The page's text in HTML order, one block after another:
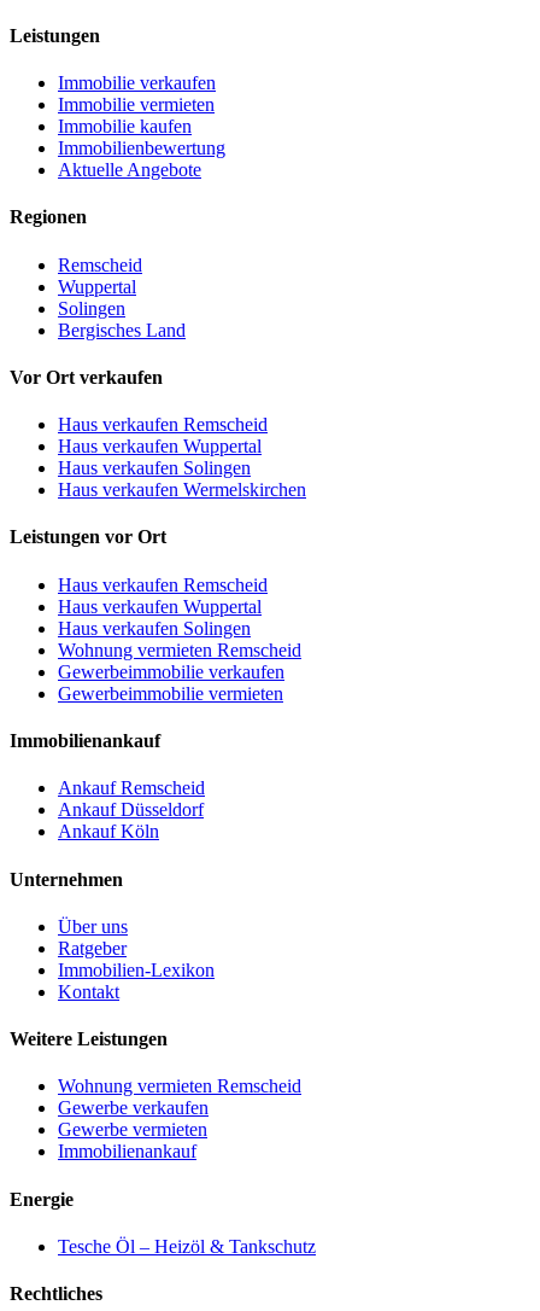
Leistungen
Immobilie verkaufen
Immobilie vermieten
Immobilie kaufen
Immobilienbewertung
Aktuelle Angebote
Regionen
Remscheid
Wuppertal
Solingen
Bergisches Land
Vor Ort verkaufen
Haus verkaufen Remscheid
Haus verkaufen Wuppertal
Haus verkaufen Solingen
Haus verkaufen Wermelskirchen
Leistungen vor Ort
Haus verkaufen Remscheid
Haus verkaufen Wuppertal
Haus verkaufen Solingen
Wohnung vermieten Remscheid
Gewerbeimmobilie verkaufen
Gewerbeimmobilie vermieten
Immobilienankauf
Ankauf Remscheid
Ankauf Düsseldorf
Ankauf Köln
Unternehmen
Über uns
Ratgeber
Immobilien-Lexikon
Kontakt
Weitere Leistungen
Wohnung vermieten Remscheid
Gewerbe verkaufen
Gewerbe vermieten
Immobilienankauf
Energie
Tesche Öl – Heizöl & Tankschutz
Rechtliches